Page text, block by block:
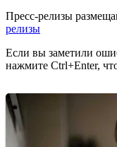
Пресс-релизы
релизы
Если вы заметили
нажмите Ctrl+Enter,